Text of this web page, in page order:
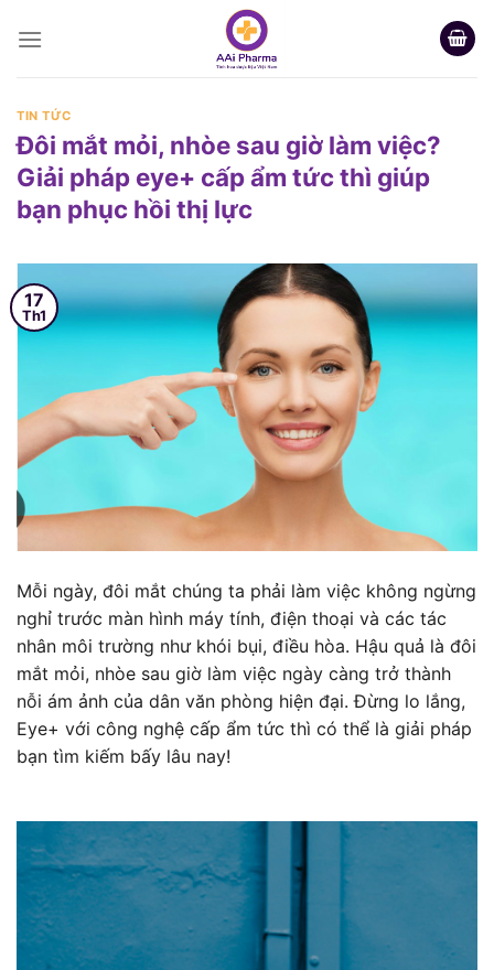
TIN TỨC
Đôi mắt mỏi, nhòe sau giờ làm việc?
Giải pháp eye+ cấp ẩm tức thì giúp
bạn phục hồi thị lực
17
Th1
Mỗi ngày, đôi mắt chúng ta phải làm việc không ngừng
nghỉ trước màn hình máy tính, điện thoại và các tác
nhân môi trường như khói bụi, điều hòa. Hậu quả là đôi
mắt mỏi, nhòe sau giờ làm việc ngày càng trở thành
nỗi ám ảnh của dân văn phòng hiện đại. Đừng lo lắng,
Eye+ với công nghệ cấp ẩm tức thì có thể là giải pháp
bạn tìm kiếm bấy lâu nay!